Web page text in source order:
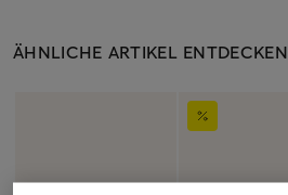
ÄHNLICHE ARTIKEL ENTDECKEN